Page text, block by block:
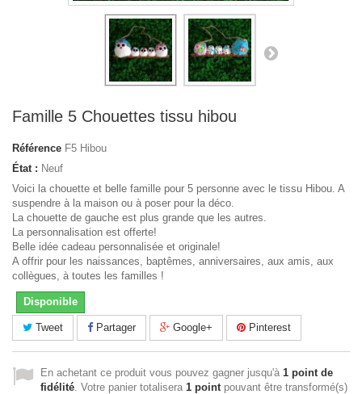
Famille 5 Chouettes tissu hibou
Référence F5 Hibou
État : Neuf
Voici la chouette et belle famille pour 5 personne avec le tissu Hibou. A
suspendre à la maison ou à poser pour la déco.
La chouette de gauche est plus grande que les autres.
La personnalisation est offerte!
Belle idée cadeau personnalisée et originale!
A offrir pour les naissances, baptêmes, anniversaires, aux amis, aux
collègues, à toutes les familles !
Disponible
Tweet Partager Google+ Pinterest
En achetant ce produit vous pouvez gagner jusqu'à 1 point de
fidélité. Votre panier totalisera 1 pointpouvant être transformé(s)